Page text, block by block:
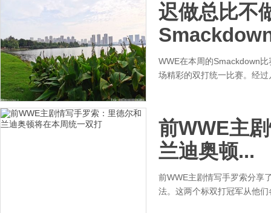
迟做总比不
WWE在本周的Smackdown
场精彩的双打统一比赛。经
前WWE主
兰迪奥顿...
前WWE主剧情写手罗索分享
法。这两个标双打冠军从他